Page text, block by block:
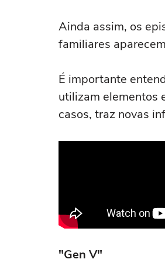
Ainda assim, os
familiares
É importante
utilizam elementos
casos, traz novas
"Gen V"